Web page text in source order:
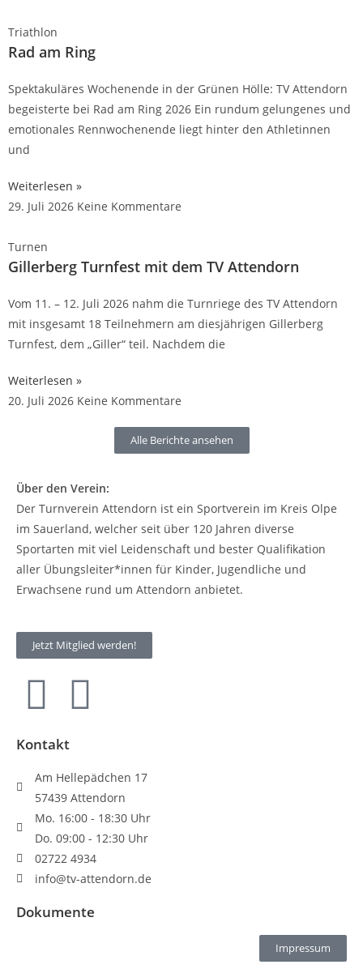
Triathlon
Rad am Ring
Spektakuläres Wochenende in der Grünen Hölle: TV Attendorn
begeisterte bei Rad am Ring 2026 Ein rundum gelungenes und
emotionales Rennwochenende liegt hinter den Athletinnen
und
Weiterlesen »
29. Juli 2026 Keine Kommentare
Turnen
Gillerberg Turnfest mit dem TV Attendorn
Vom 11. – 12. Juli 2026 nahm die Turnriege des TV Attendorn
mit insgesamt 18 Teilnehmern am diesjährigen Gillerberg
Turnfest, dem „Giller“ teil. Nachdem die
Weiterlesen »
20. Juli 2026 Keine Kommentare
Alle Berichte ansehen
Über den Verein:
Der Turnverein Attendorn ist ein Sportverein im Kreis Olpe
im Sauerland, welcher seit über 120 Jahren diverse
Sportarten mit viel Leidenschaft und bester Qualifikation
aller Übungsleiter*innen für Kinder, Jugendliche und
Erwachsene rund um Attendorn anbietet.
Jetzt Mitglied werden!
Kontakt
Am Hellepädchen 17
57439 Attendorn
Mo. 16:00 - 18:30 Uhr
Do. 09:00 - 12:30 Uhr
02722 4934
info@tv-attendorn.de
Dokumente
Impressum